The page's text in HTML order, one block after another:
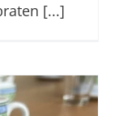
[...]